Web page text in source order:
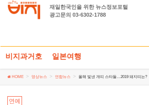
재일한국인을 위한 뉴스정보포털
광고문의 03-6302-1788
비지과거호 일본여행
영상뉴스
HOME 영상뉴스 연합뉴스 올해 빛낸 개띠 스타들…2019 돼지띠는?
연예